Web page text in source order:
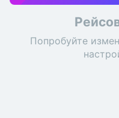
Попробуйте